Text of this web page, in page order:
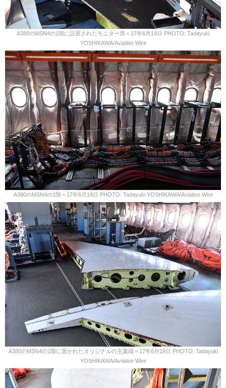
A380のMSN4の1階に設置されたモニター席＝17年6月19日 PHOTO: Tadayuki
YOSHIKAWA/Aviation Wire
A380のMSN4の1階＝17年6月19日 PHOTO: Tadayuki YOSHIKAWA/Aviation Wire
A380のMSN4の1階に置かれたオリジナルの主翼端＝17年6月19日 PHOTO: Tadayuki
YOSHIKAWA/Aviation Wire